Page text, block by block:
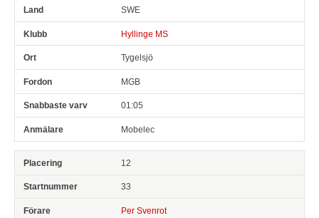
SWE
Hyllinge MS
Tygelsjö
MGB
01:05
Mobelec
12
33
Per Svenrot